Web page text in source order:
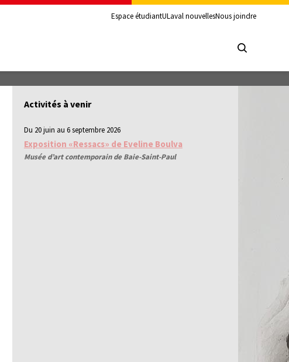
Espace étudiantULaval nouvellesNous joindre
Activités à venir
Du 20 juin au 6 septembre 2026
Exposition «Ressacs» de Eveline Boulva
Musée d’art contemporain de Baie-Saint-Paul